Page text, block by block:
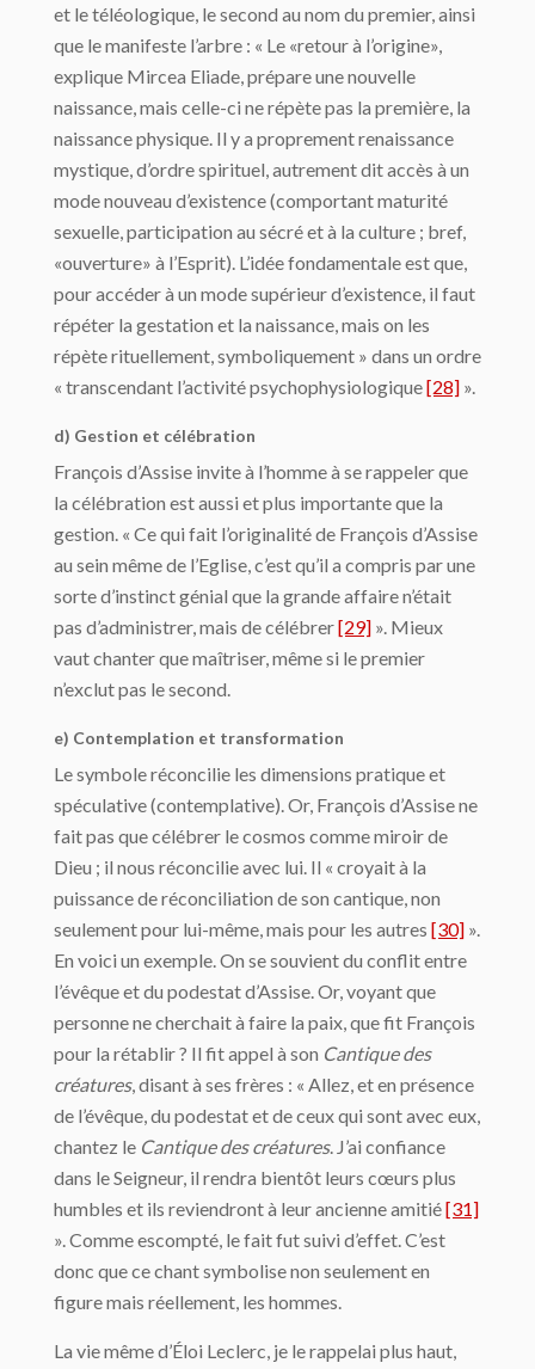
et le téléologique, le second au nom du premier, ainsi
que le manifeste l’arbre : « Le «retour à l’origine»,
explique Mircea Eliade, prépare une nouvelle
naissance, mais celle-ci ne répète pas la première, la
naissance physique. Il y a proprement renaissance
mystique, d’ordre spirituel, autrement dit accès à un
mode nouveau d’existence (comportant maturité
sexuelle, participation au sécré et à la culture ; bref,
«ouverture» à l’Esprit). L’idée fondamentale est que,
pour accéder à un mode supérieur d’existence, il faut
répéter la gestation et la naissance, mais on les
répète rituellement, symboliquement » dans un ordre
« transcendant l’activité psychophysiologique[28] ».
d) Gestion et célébration
François d’Assise invite à l’homme à se rappeler que
la célébration est aussi et plus importante que la
gestion. « Ce qui fait l’originalité de François d’Assise
au sein même de l’Eglise, c’est qu’il a compris par une
sorte d’instinct génial que la grande affaire n’était
pas d’administrer, mais de célébrer[29] ». Mieux
vaut chanter que maîtriser, même si le premier
n’exclut pas le second.
e) Contemplation et transformation
Le symbole réconcilie les dimensions pratique et
spéculative (contemplative). Or, François d’Assise ne
fait pas que célébrer le cosmos comme miroir de
Dieu ; il nous réconcilie avec lui. Il « croyait à la
puissance de réconciliation de son cantique, non
seulement pour lui-même, mais pour les autres [30] ».
En voici un exemple. On se souvient du conflit entre
l’évêque et du podestat d’Assise. Or, voyant que
personne ne cherchait à faire la paix, que fit François
pour la rétablir ? Il fit appel à son Cantique des
créatures, disant à ses frères : « Allez, et en présence
de l’évêque, du podestat et de ceux qui sont avec eux,
chantez le Cantique des créatures. J’ai confiance
dans le Seigneur, il rendra bientôt leurs cœurs plus
humbles et ils reviendront à leur ancienne amitié[31]
». Comme escompté, le fait fut suivi d’effet. C’est
donc que ce chant symbolise non seulement en
figure mais réellement, les hommes.
La vie même d’Éloi Leclerc, je le rappelai plus haut,